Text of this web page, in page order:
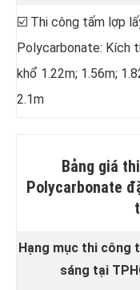
☑️ Thi công tấm lợp
Polycarbonate: Kích
khổ 1.22m; 1.56m;
2.1m
Bảng giá
Polycarbonate
Hạng mục thi công
sáng tại